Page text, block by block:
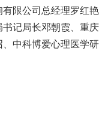
限公司总经理罗红
记局长邓朝霞、重
中科博爱心理医学